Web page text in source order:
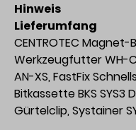
Hinweis
Lieferumfang
CENTROTEC
Werkzeugfutter WH-
AN-XS, FastFix
Bitkassette BKS SYS3
Gürtelclip, Systainer